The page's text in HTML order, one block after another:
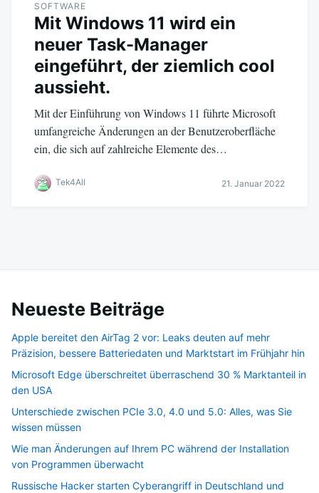
SOFTWARE
Mit Windows 11 wird ein
neuer Task-Manager
eingeführt, der ziemlich cool
aussieht.
Mit der Einführung von Windows 11 führte Microsoft
umfangreiche Änderungen an der Benutzeroberfläche
ein, die sich auf zahlreiche Elemente des…
Tek4All 21. Januar 2022
Neueste Beiträge
Apple bereitet den AirTag 2 vor: Leaks deuten auf mehr
Präzision, bessere Batteriedaten und Marktstart im Frühjahr hin
Microsoft Edge überschreitet überraschend 30 % Marktanteil in
den USA
Unterschiede zwischen PCIe 3.0, 4.0 und 5.0: Alles, was Sie
wissen müssen
Wie man Änderungen auf Ihrem PC während der Installation
von Programmen überwacht
Russische Hacker starten Cyberangriff in Deutschland und